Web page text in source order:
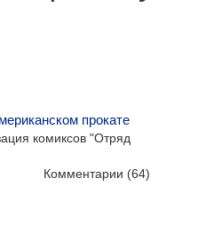
прокате
комиксов "Отряд
Комментарии (64)